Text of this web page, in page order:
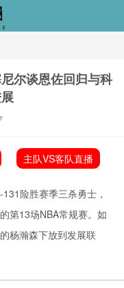
尔谈恩佐回归与科
主队VS客队直播
险胜赛季三杀勇士，
第13场NBA常规赛。如
杨瀚森下放到发展联